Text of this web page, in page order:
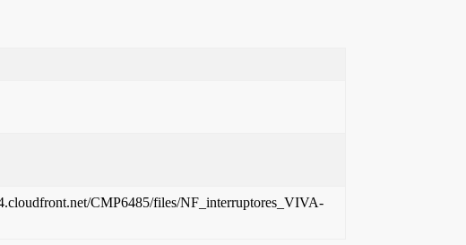
CMP6485/files/NF_interruptores_VIVA-